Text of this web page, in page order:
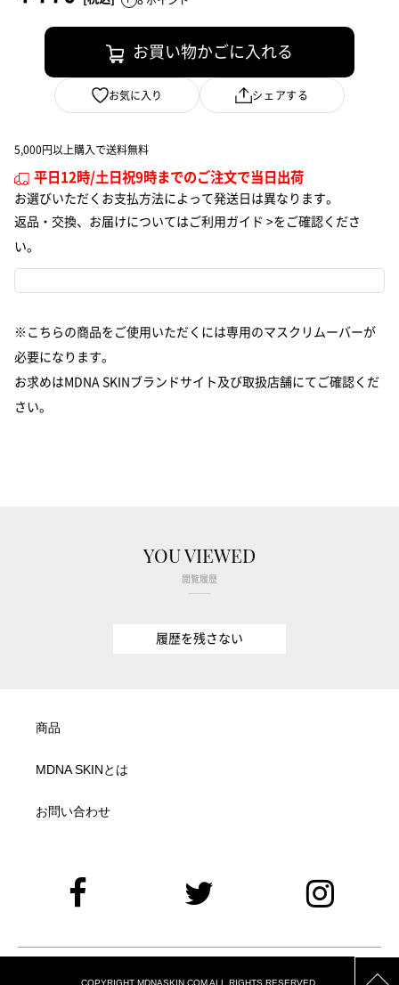
エムティーパルカ
M.T.PARCA
モンテカクレイ
ディープデルマ導入
AWESOME! in the Morning
お買い物かごに入れる
お気に入り シェアする
5,000円以上購入で送料無料
平日12時/土日祝9時までのご注文で当日出荷
お選びいただくお支払方法によって発送日は異なります。
返品・交換、お届けについては ご利用ガイド >をご確認くださ
い。
※こちらの商品をご使用いただくには専用のマスクリムーバーが
必要になります。
お求めはMDNA SKINブランドサイト 及び取扱店舗にてご確認くだ
さい。
YOU VIEWED
閲覧履歴
履歴を残さない
商品
MDNA SKINとは
お問い合わせ